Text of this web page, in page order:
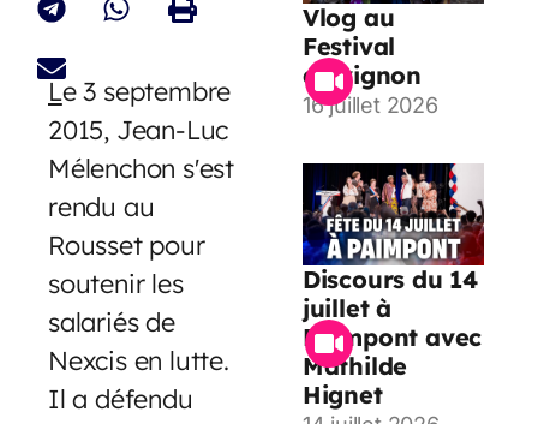
Le 3 septembre
2015, Jean-Luc
Mélenchon s'est
rendu au
Rousset pour
soutenir les
salariés de
Nexcis en lutte.
Il a défendu
Vlog au
Festival
d’Avignon
16 juillet 2026
Discours du 14
juillet à
Paimpont avec
Mathilde
Hignet